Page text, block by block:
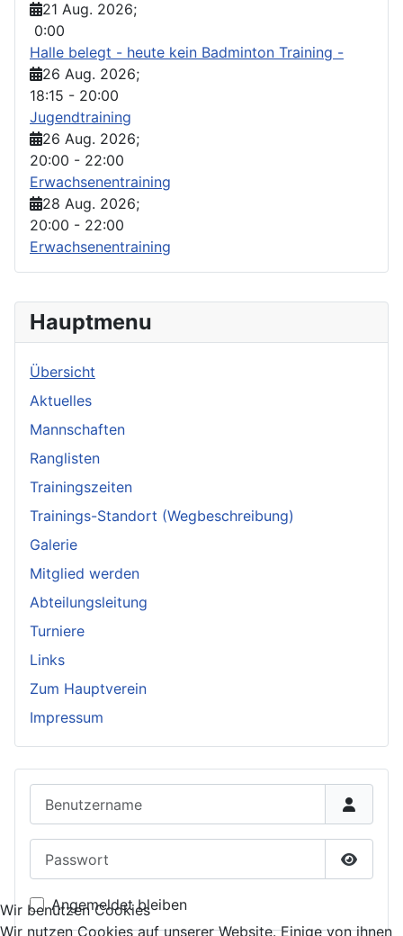
Hauptmenu
Übersicht
Aktuelles
Mannschaften
Ranglisten
Trainingszeiten
Trainings-Standort (Wegbeschreibung)
Galerie
Mitglied werden
Abteilungsleitung
Turniere
Links
Zum Hauptverein
Impressum
21 Aug. 2026;
0:00
Halle belegt - heute kein Badminton Training -
26 Aug. 2026;
18:15 - 20:00
Jugendtraining
26 Aug. 2026;
20:00 - 22:00
Erwachsenentraining
28 Aug. 2026;
20:00 - 22:00
Erwachsenentraining
Angemeldet bleiben
Wir benutzen Cookies
Wir nutzen Cookies auf unserer Website. Einige von ihnen